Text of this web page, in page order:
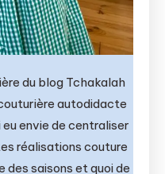
du blog Tchakalah
autodidacte
eu envie de centraliser
réalisations couture
des saisons et quoi de